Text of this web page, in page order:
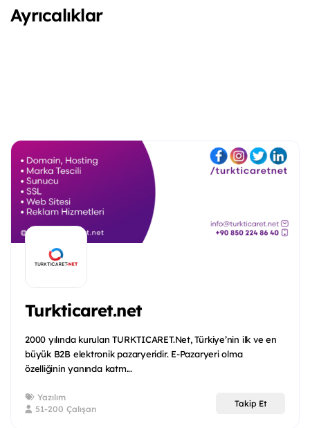
Ayrıcalıklar
Turkticaret.net
2000 yılında kurulan TURKTICARET.Net, Türkiye’nin ilk ve en
büyük B2B elektronik pazaryeridir. E-Pazaryeri olma
özelliğinin yanında katm...
Yazılım
51-200 Çalışan
Takip Et